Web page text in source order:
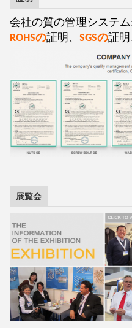
会社の質の管理システム
ROHSの証明、 SGSの証明
展覧会